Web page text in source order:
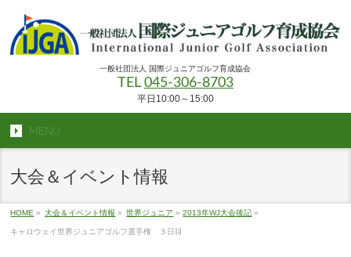
一般社団法人 国際ジュニアゴルフ育成協会
TEL 045-306-8703
平日10:00～15:00
MENU
大会＆イベント情報
HOME » 大会＆イベント情報 » 世界ジュニア »2013年WJ大会後記 »
キャロウェイ世界ジュニアゴルフ選手権 ３日目